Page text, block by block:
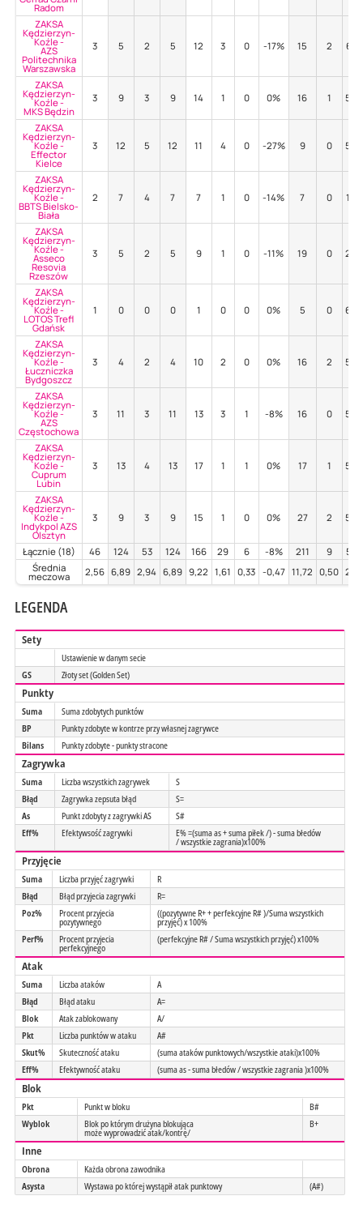
Radom
ZAKSA
Kędzierzyn-
Koźle -
AZS
Politechnika
Warszawska
3 5 2 5 12 3 0 -17% 15 2
ZAKSA
Kędzierzyn-
Koźle -
MKS Będzin
3 9 3 9 14 1 0 0% 16 1
ZAKSA
Kędzierzyn-
Koźle -
Effector
Kielce
3 12 5 12 11 4 0 -27% 9 0
ZAKSA
Kędzierzyn-
Koźle -
BBTS Bielsko-
Biała
2 7 4 7 7 1 0 -14% 7 0
ZAKSA
Kędzierzyn-
Koźle -
Asseco
Resovia
Rzeszów
3 5 2 5 9 1 0 -11% 19 0
ZAKSA
Kędzierzyn-
Koźle -
LOTOS Trefl
Gdańsk
1 0 0 0 1 0 0 0% 5 0
ZAKSA
Kędzierzyn-
Koźle -
Łuczniczka
Bydgoszcz
3 4 2 4 10 2 0 0% 16 2
ZAKSA
Kędzierzyn-
Koźle -
AZS
Częstochowa
3 11 3 11 13 3 1 -8% 16 0
ZAKSA
Kędzierzyn-
Koźle -
Cuprum
Lubin
3 13 4 13 17 1 1 0% 17 1
ZAKSA
Kędzierzyn-
Koźle -
Indykpol AZS
Olsztyn
3 9 3 9 15 1 0 0% 27 2
Łącznie (18) 46 124 53 124 166 29 6 -8% 211 9
Średnia
meczowa 2,56 6,89 2,94 6,89 9,22 1,61 0,33 -0,47 11,72 0,50
LEGENDA
Sety
Ustawienie w danym secie
GS
Złoty set (Golden Set)
Punkty
Suma
Suma zdobytych punktów
BP
Punkty zdobyte w kontrze przy własnej zagrywce
Bilans
Punkty zdobyte - punkty stracone
Zagrywka
Suma Liczba wszystkich zagrywek
S
Błąd
Zagrywka zepsuta błąd
S=
As
Punkt zdobyty z zagrywki AS
S#
Eff%
Efektywsość zagrywki E% =(suma as + suma piłek /) - suma błedów
/ wszystkie zagrania)x100%
Przyjęcie
Suma Liczba przyjęć zagrywki
R
Błąd
Błąd przyjecia zagrywki
R=
Poz%
Procent przyjecia
pozytywnego
((pozytywne R+ + perfekcyjne R# )/Suma wszystkich
przyjęć) x 100%
Perf%
Procent przyjecia
perfekcyjnego
(perfekcyjne R# / Suma wszystkich przyjęć) x100%
Atak
Suma Liczba ataków
A
Błąd
Błąd ataku
A=
Blok
Atak zablokowany
A/
Pkt
Liczba punktów w ataku
A#
Skut%
Skuteczność ataku
(suma ataków punktowych/wszystkie ataki)x100%
Eff%
Efektywność ataku (suma as - suma błedów / wszystkie zagrania )x100%
Blok
Pkt Punkt w bloku
B#
Wyblok
Blok po którym drużyna blokująca
może wyprowadzić atak/kontrę/
B+
Inne
Obrona
Każda obrona zawodnika
Asysta
Wystawa po której wystąpił atak punktowy (A#)